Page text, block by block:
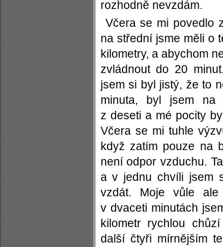
rozhodně nevzdám.
Včera se mi povedlo
na střední jsme měli o
kilometry, a abychom
zvládnout do 20
jsem si byl jistý, že to
minuta, byl jsem na
z deseti a mé pocity
Včera se mi tuhle
když zatím pouze na
není odpor vzduchu.
a v jednu chvíli jsem
vzdát. Moje vůle
v dvaceti minutách
kilometr rychlou
další čtyři mírnějším